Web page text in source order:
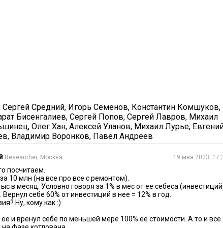
игроками. Это отдельная индустрия, очень широкая
брокерских контор. Все они предлагают
даже тайные Санты, техника натуральной слежки за
в собственные активы? Безрисковые,
операции окружены притягательным ореолом. Несмотря
они служат примером. Кто вызывает больше уважения,
каждую копейку, цент, все, что получилось
Сергей Средний, Игорь Семенов, Константин Комшуков,
Бисенгалиев, Сергей Попов, Сергей Лавров, Михаил
, Олег Хан, Алексей Уланов, Михаил Лурье,
, Владимир Воронков, Павел Андреев
Researcher, Москва 19 мая 2023,
посчитаем.
10 млн (на все про все с ремонтом).
в месяц. Условно говоря за 1% в мес от ее себеса
себе 60% от инвестиций в нее = 12% в год.
Ну, кому как :)
и вренул себе по меньшей мере 100% ее стоимости. А то и все